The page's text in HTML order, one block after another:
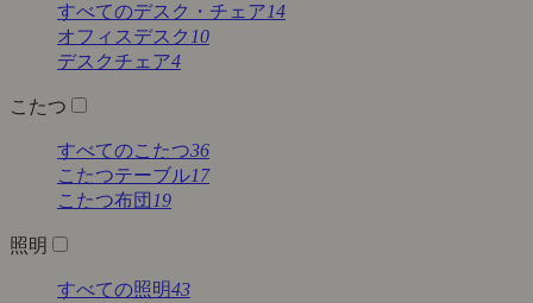
すべてのデスク・チェア14
オフィスデスク 10
デスクチェア4
こたつ
すべてのこたつ36
こたつテーブル17
こたつ布団 19
照明
すべての照明43